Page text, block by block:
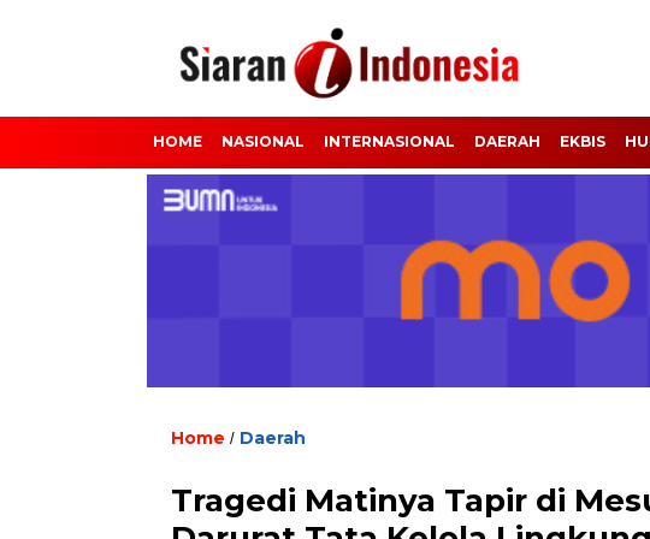
HOME NASIONAL INTERNASIONAL DAERAH EKBIS
Home / Daerah
Tragedi Matinya Tapir di